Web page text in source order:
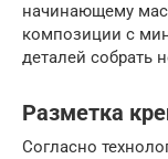
начинающему
композиции с
деталей собрать
Разметка
Согласно